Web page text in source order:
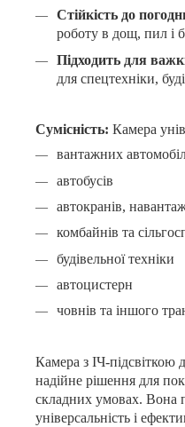
Стійкість до
роботу в дощ, пил і
Підходить для
для спецтехніки,
Сумісність: Камера
вантажних
автобусів
автокранів,
комбайнів та
будівельної техніки
автоцистерн
човнів та іншого
Камера з ІЧ-
надійне рішення для
складних умовах. Вона
універсальність і